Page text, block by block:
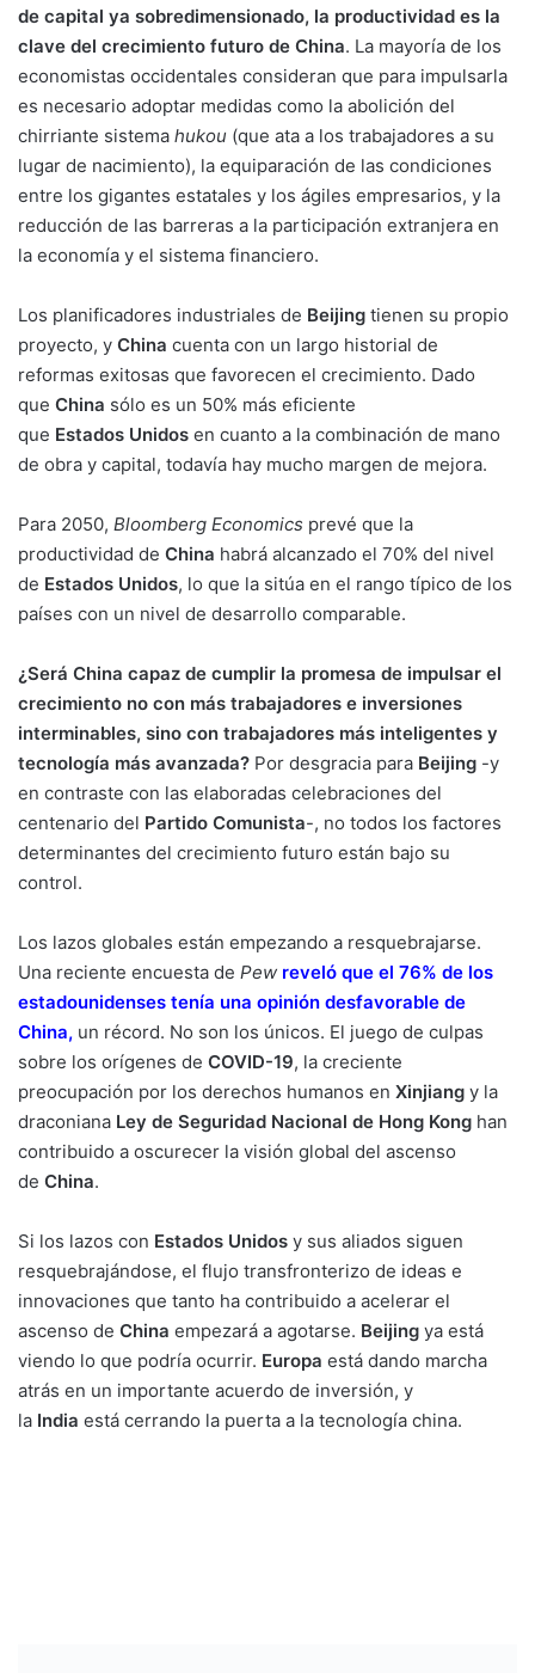
de capital ya sobredimensionado, la productividad es la
clave del crecimiento futuro de China. La mayoría de los
economistas occidentales consideran que para impulsarla
es necesario adoptar medidas como la abolición del
chirriante sistema hukou (que ata a los trabajadores a su
lugar de nacimiento), la equiparación de las condiciones
entre los gigantes estatales y los ágiles empresarios, y la
reducción de las barreras a la participación extranjera en
la economía y el sistema financiero.
Los planificadores industriales de Beijing tienen su propio
proyecto, y China cuenta con un largo historial de
reformas exitosas que favorecen el crecimiento. Dado
que China sólo es un 50% más eficiente
que Estados Unidos en cuanto a la combinación de mano
de obra y capital, todavía hay mucho margen de mejora.
Para 2050, Bloomberg Economics prevé que la
productividad de China habrá alcanzado el 70% del nivel
de Estados Unidos, lo que la sitúa en el rango típico de los
países con un nivel de desarrollo comparable.
¿Será China capaz de cumplir la promesa de impulsar el
crecimiento no con más trabajadores e inversiones
interminables, sino con trabajadores más inteligentes y
tecnología más avanzada? Por desgracia para Beijing -y
en contraste con las elaboradas celebraciones del
centenario del Partido Comunista-, no todos los factores
determinantes del crecimiento futuro están bajo su
control.
Los lazos globales están empezando a resquebrajarse.
Una reciente encuesta de Pew reveló que el 76% de los
estadounidenses tenía una opinión desfavorable de
China, un récord. No son los únicos. El juego de culpas
sobre los orígenes de COVID-19, la creciente
preocupación por los derechos humanos en Xinjiang y la
draconiana Ley de Seguridad Nacional de Hong Kong han
contribuido a oscurecer la visión global del ascenso
de China.
Si los lazos con Estados Unidos y sus aliados siguen
resquebrajándose, el flujo transfronterizo de ideas e
innovaciones que tanto ha contribuido a acelerar el
ascenso de China empezará a agotarse. Beijing ya está
viendo lo que podría ocurrir. Europa está dando marcha
atrás en un importante acuerdo de inversión, y
la India está cerrando la puerta a la tecnología china.